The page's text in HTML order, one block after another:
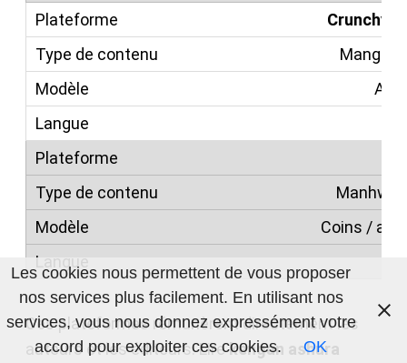
Mangas
Coins /
Ces plateformes rémunèrent directement les
auteurs et les éditeurs. Lirekengan ashura
Les cookies nous permettent de vous proposer
nos services plus facilement. En utilisant nos
services, vous nous donnez expressément votre
accord pour exploiter ces cookies.
OK